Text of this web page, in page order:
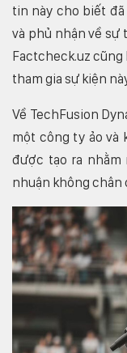
tin này cho biết
và phủ nhận về sự
Factcheck.uz
tham gia sự kiện
Về TechFusion
một công ty ảo và
được tạo ra
nhuận không chân